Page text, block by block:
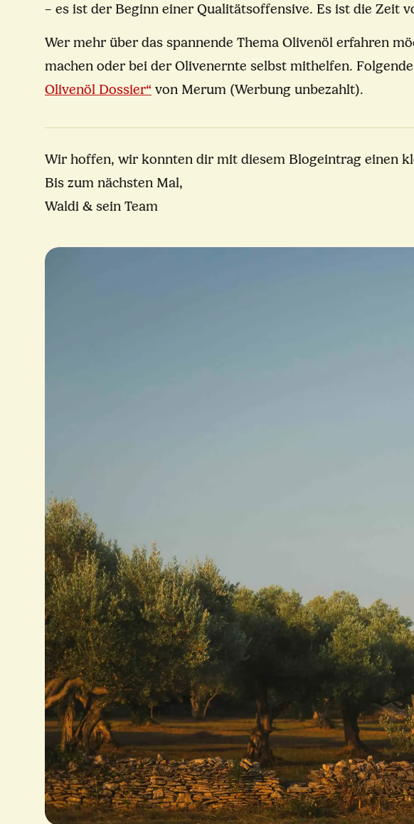
– es ist der Beginn einer Qualitätsoffensive. Es ist die Zeit
Wer mehr über das spannende Thema Olivenöl erfahren
machen oder bei der Olivenernte selbst mithelfen.
Olivenöl Dossier“ von Merum (Werbung unbezahlt).
Wir hoffen, wir konnten dir mit diesem Blogeintrag einen
Bis zum nächsten Mal,
Waldi & sein Team